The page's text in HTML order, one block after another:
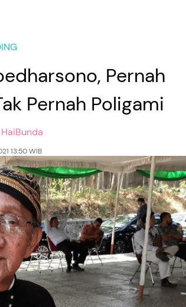
Pernah
Pernah Poligami
HaiBunda
13:50 WIB